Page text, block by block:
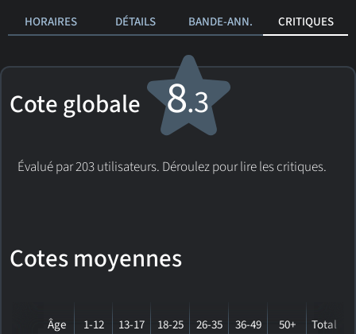
HORAIRES DÉTAILS BANDE-ANN. CRITIQUES
Cote globale 8.3
Évalué par 203 utilisateurs. Déroulez pour lire les critiques.
Cotes moyennes
Âge 1-12 13-17 18-25 26-35 36-49 50+ Total